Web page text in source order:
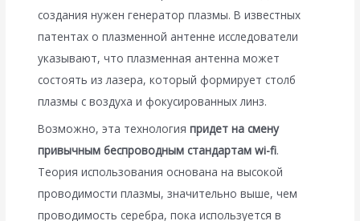
создания нужен генератор плазмы. В известных
патентах о плазменной антенне исследователи
указывают, что плазменная антенна может
состоять из лазера, который формирует столб
плазмы с воздуха и фокусированных линз.
Возможно, эта технологияпридет на смену
привычным беспроводным стандартам wi-fi.
Теория использования основана на высокой
проводимости плазмы, значительно выше, чем
проводимость серебра, пока используется в